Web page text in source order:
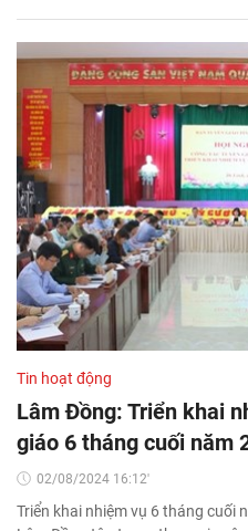
Tin hoạt động
Lâm Đồng: Triển khai
giáo 6 tháng cuối năm
02/08/2024 16:12'
Triển khai nhiệm vụ 6 tháng cuối